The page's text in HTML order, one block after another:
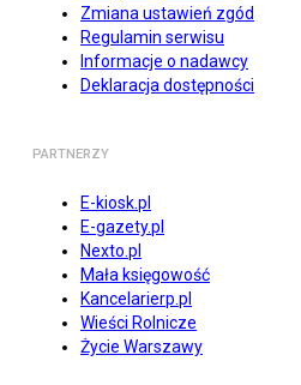
Zmiana ustawień zgód
Regulamin serwisu
Informacje o nadawcy
Deklaracja dostępności
PARTNERZY
E-kiosk.pl
E-gazety.pl
Nexto.pl
Mała księgowość
Kancelarierp.pl
Wieści Rolnicze
Życie Warszawy